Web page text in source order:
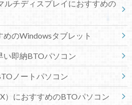
ルチディスプレイにおすすめの
のWindowsタブレット
い即納BTOパソコン
ノートパソコン
）におすすめのBTOパソコン